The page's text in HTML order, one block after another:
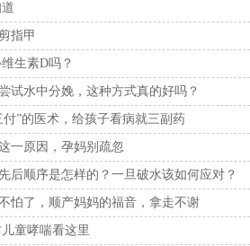
指甲
生素D吗？
试水中分娩，这种方式真的好吗？
”的医术，给孩子看病就三副药
一原因，孕妈别疏忽
后顺序是怎样的？一旦破水该如何应对？
怕了，顺产妈妈的福音，拿走不谢
童哮喘看这里